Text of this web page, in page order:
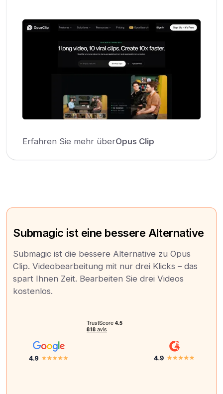
Erfahren Sie mehr überOpus Clip
Submagic ist eine bessere Alternative
Submagic ist die bessere Alternative zu Opus
Clip. Videobearbeitung mit nur drei Klicks – das
spart Ihnen Zeit. Bearbeiten Sie drei Videos
kostenlos.